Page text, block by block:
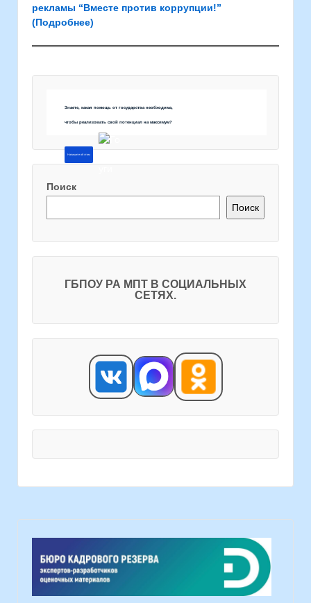
рекламы “Вместе против коррупции!”
(Подробнее)
Знаете, какая помощь от государства необходима,
чтобы реализовать свой потенциал на максимум?
Напишите об этом
Поиск
Поиск
ГБПОУ РА МПТ В СОЦИАЛЬНЫХ
СЕТЯХ.